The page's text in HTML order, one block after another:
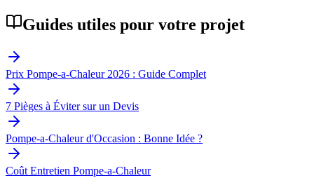
Guides utiles pour votre projet
Prix Pompe-a-Chaleur 2026 : Guide Complet
7 Pièges à Éviter sur un Devis
Pompe-a-Chaleur d'Occasion : Bonne Idée ?
Coût Entretien Pompe-a-Chaleur